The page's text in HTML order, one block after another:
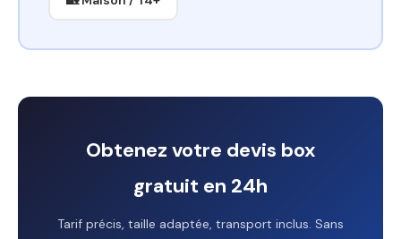
Obtenez votre devis box
gratuit en 24h
Tarif précis, taille adaptée, transport inclus. Sans